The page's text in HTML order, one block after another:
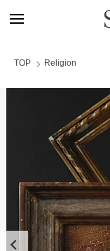
TOP Religion